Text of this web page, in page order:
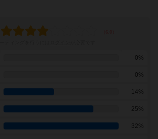
0%
0%
14%
25%
32%